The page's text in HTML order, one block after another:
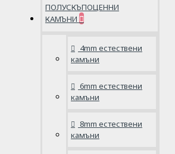
ПОЛУСКЪПОЦЕННИ
КАМЪНИ
4mm естествени
камъни
6mm естествени
камъни
8mm естествени
камъни